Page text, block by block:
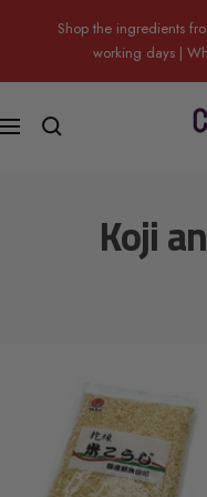
Shop the ingredients
working days |
Navigation
Koji